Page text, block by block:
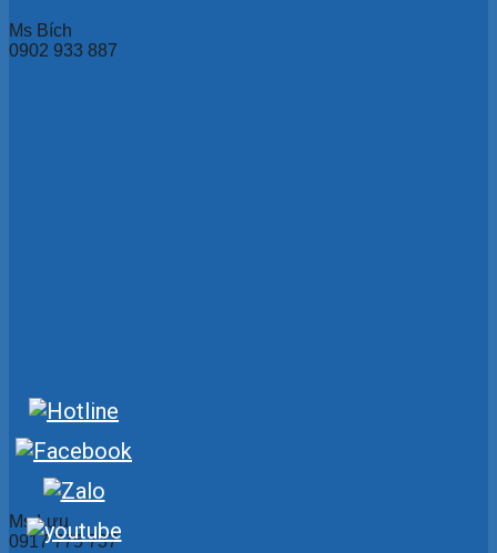
Ms Bích
0902 933 887
Ms Lựu
0917 775 737